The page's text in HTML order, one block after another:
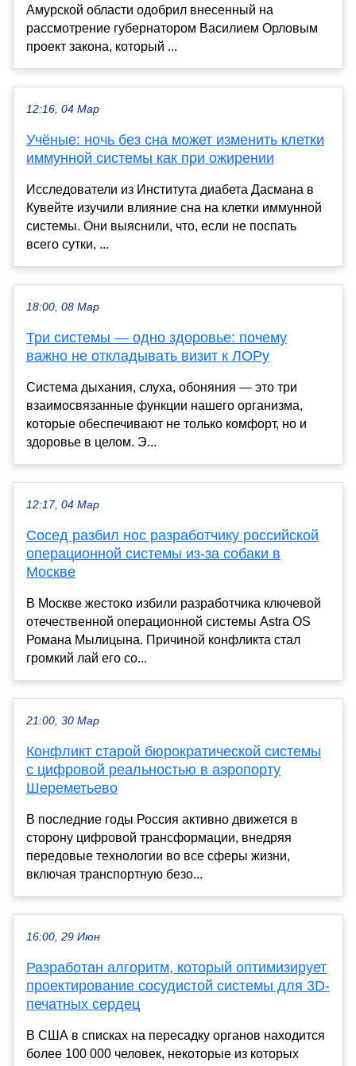
Амурской области одобрил внесенный на
рассмотрение губернатором Василием Орловым
проект закона, который ...
12:16, 04 Мар
Учёные: ночь без сна может изменить клетки
иммунной системы как при ожирении
Исследователи из Института диабета Дасмана в
Кувейте изучили влияние сна на клетки иммунной
системы. Они выяснили, что, если не поспать
всего сутки, ...
18:00, 08 Мар
Три системы — одно здоровье: почему
важно не откладывать визит к ЛОРу
Система дыхания, слуха, обоняния — это три
взаимосвязанные функции нашего организма,
которые обеспечивают не только комфорт, но и
здоровье в целом. Э...
12:17, 04 Мар
Сосед разбил нос разработчику российской
операционной системы из-за собаки в
Москве
В Москве жестоко избили разработчика ключевой
отечественной операционной системы Astra OS
Романа Мылицына. Причиной конфликта стал
громкий лай его со...
21:00, 30 Мар
Конфликт старой бюрократической системы
с цифровой реальностью в аэропорту
Шереметьево
В последние годы Россия активно движется в
сторону цифровой трансформации, внедряя
передовые технологии во все сферы жизни,
включая транспортную безо...
16:00, 29 Июн
Разработан алгоритм, который оптимизирует
проектирование сосудистой системы для 3D-
печатных сердец
В США в списках на пересадку органов находится
более 100 000 человек, некоторые из которых